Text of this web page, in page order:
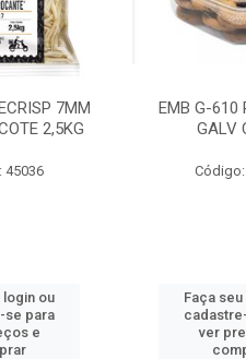
7MM
2,5KG
45036
login ou
se para
e
EMB G-610
GALV
Faça
ver